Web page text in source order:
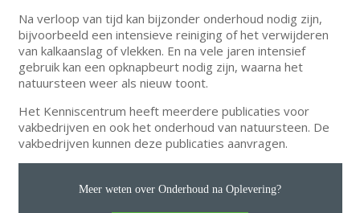
Na verloop van tijd kan bijzonder onderhoud nodig zijn,
bijvoorbeeld een intensieve reiniging of het verwijderen
van kalkaanslag of vlekken. En na vele jaren intensief
gebruik kan een opknapbeurt nodig zijn, waarna het
natuursteen weer als nieuw toont.
Het Kenniscentrum heeft meerdere publicaties voor
vakbedrijven en ook het onderhoud van natuursteen. De
vakbedrijven kunnen deze publicaties aanvragen.
Meer weten over Onderhoud na Oplevering?